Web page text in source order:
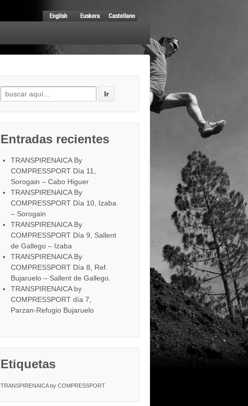
Entradas recientes
TRANSPIRENAICA By
COMPRESSPORT Día 11,
Sorogain – Cabo Higuer
TRANSPIRENAICA By
COMPRESSPORT Día 10, Izaba
– Sorogain
TRANSPIRENAICA By
COMPRESSPORT Día 9, Sallent
de Gallego – Izaba
TRANSPIRENAICA By
COMPRESSPORT Día 8, Ref.
Bujaruelo – Sallent de Gallego.
TRANSPIRENAICA by
COMPRESSPORT día 7,
Parzan-Refugio Bujaruelo
Etiquetas
TRANSPIRENAICA by COMPRESSPORT